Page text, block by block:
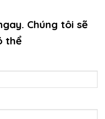
Chúng tôi sẽ
thể